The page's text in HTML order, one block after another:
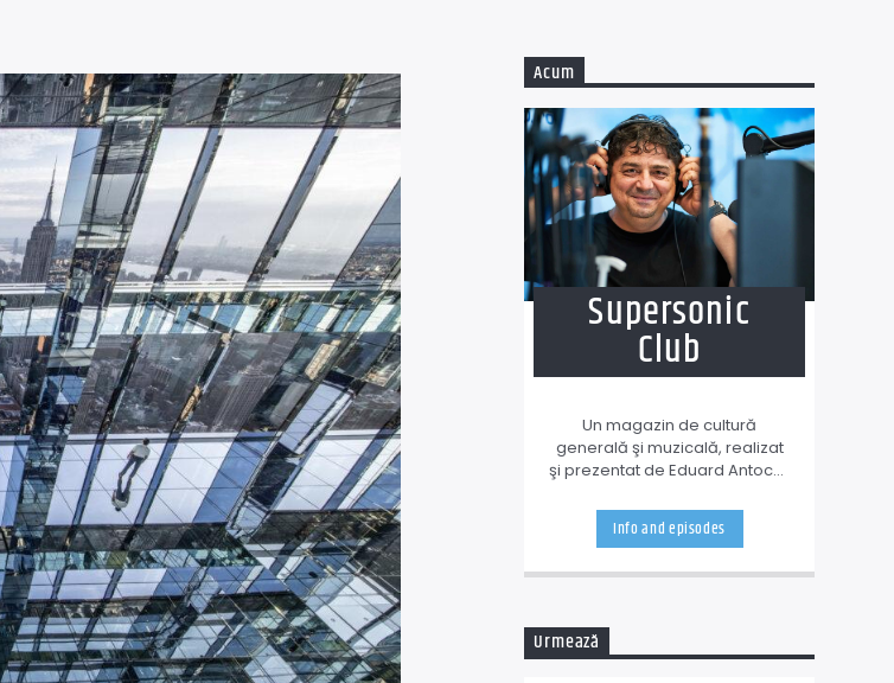
Acum
Supersonic
Club
Un magazin de cultură
generală şi muzicală, realizat
şi prezentat de Eduard Antochi,
la orele 13:00 până la 16:00.
Info and episodes
Urmează